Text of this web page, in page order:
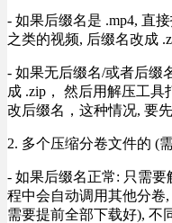
- 如果后缀名是 .mp4, 直
之类的视频, 后缀名改成
- 如果无后缀名/或者后缀
成 .zip， 然后用解压工
改后缀名，这种情况, 要
2. 多个压缩分卷文件的 (
- 如果后缀名正常: 只需
程中会自动调用其他分卷
需要提前全部下载好), 不